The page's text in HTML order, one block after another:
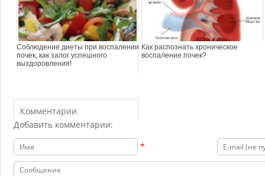
Соблюдение диеты при воспалении
почек, как залог успешного
выздоровления!
Как распознать хроническое
воспаление почек?
Комментарии
Добавить комментарии:
*